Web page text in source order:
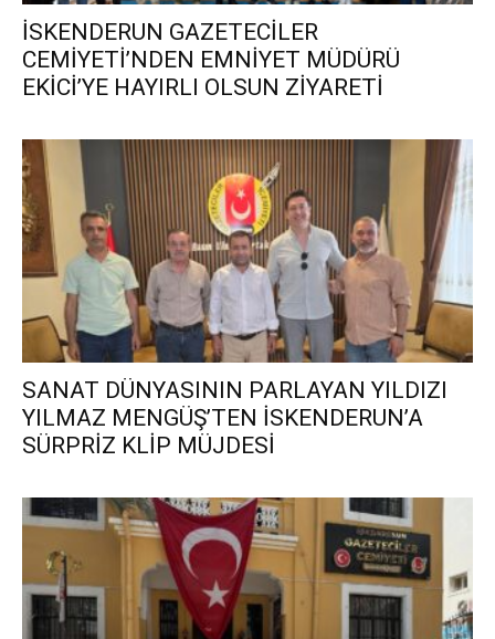
İSKENDERUN GAZETECİLER
CEMİYETİ’NDEN EMNİYET MÜDÜRÜ
EKİCİ’YE HAYIRLI OLSUN ZİYARETİ
SANAT DÜNYASININ PARLAYAN YILDIZI
YILMAZ MENGÜŞ’TEN İSKENDERUN’A
SÜRPRİZ KLİP MÜJDESİ